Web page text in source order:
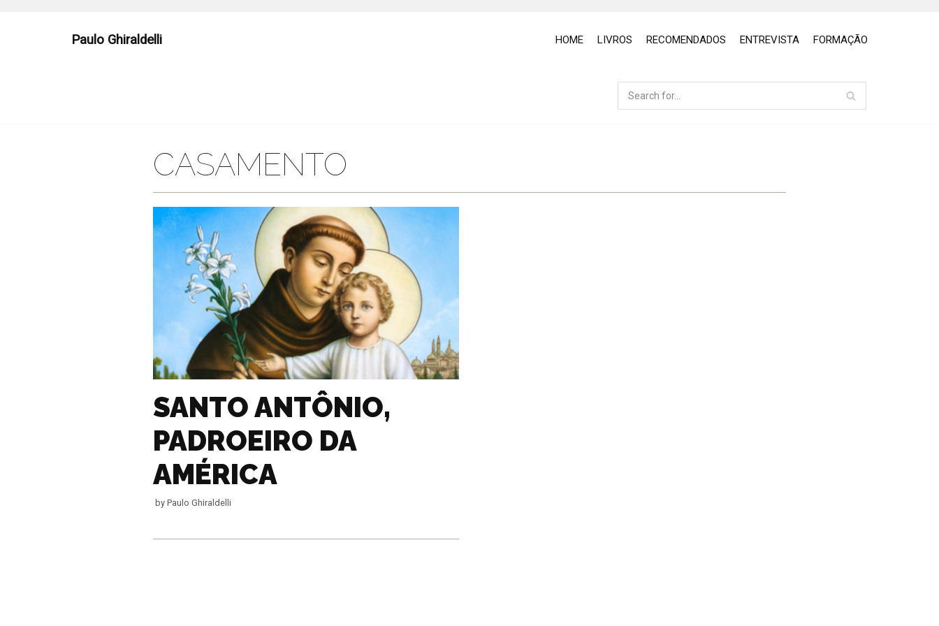
Paulo Ghiraldelli HOME LIVROS RECOMENDADOS ENTREVISTA FORMAÇÃO
CASAMENTO
SANTO ANTÔNIO,
PADROEIRO DA
AMÉRICA
by Paulo Ghiraldelli